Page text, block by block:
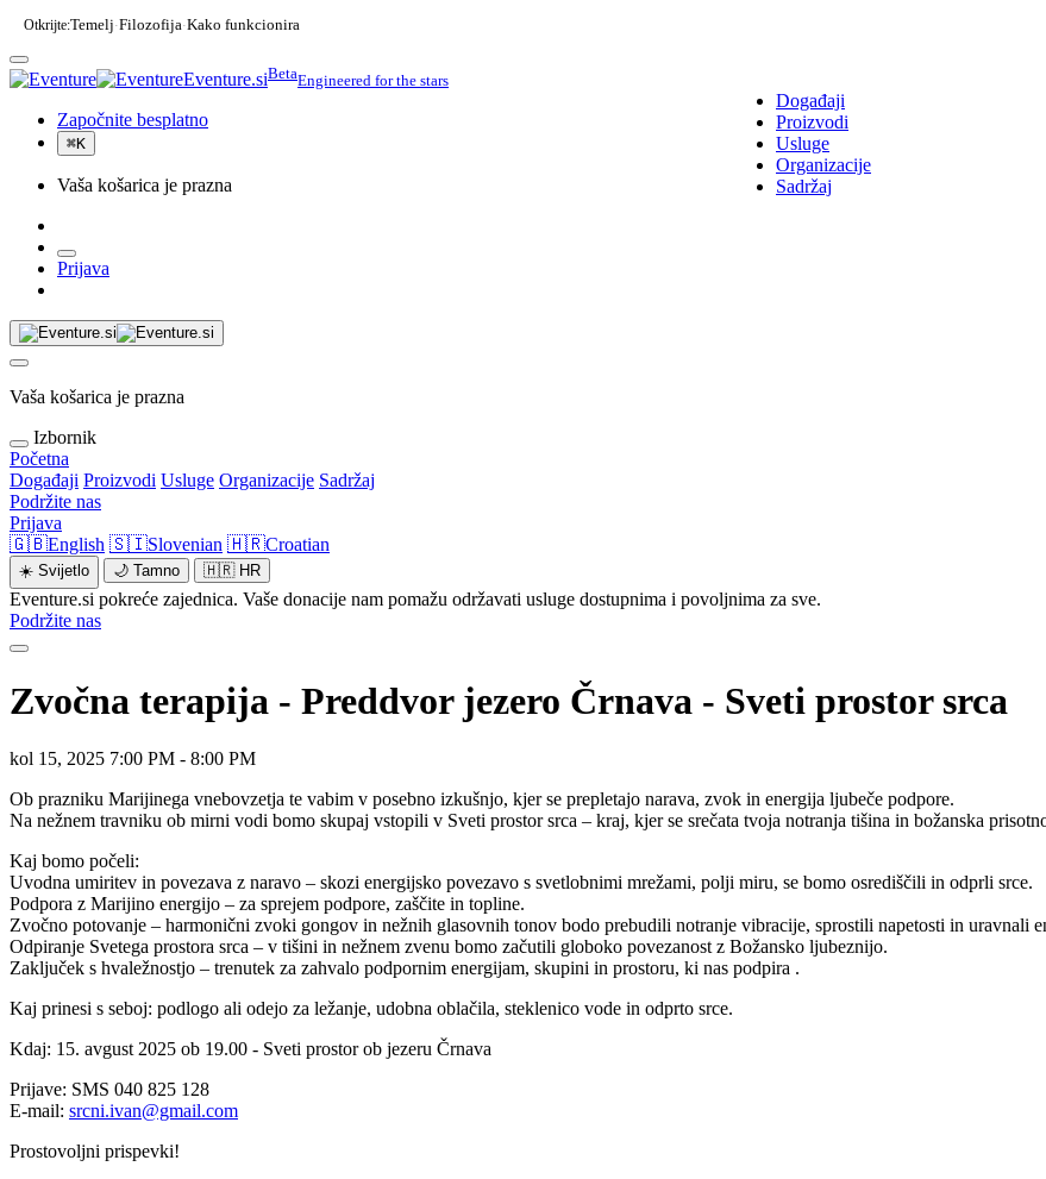
Otkrijte:Temelj·Filozofija·Kako funkcionira
Eventure.siBetaEngineered for the stars
Događaji
Proizvodi
Usluge
Organizacije
Sadržaj
Započnite besplatno
⌘K
Vaša košarica je prazna
Prijava
Vaša košarica je prazna
Izbornik
Početna
Događaji Proizvodi Usluge Organizacije Sadržaj
Podržite nas
Prijava
🇬🇧English 🇸🇮Slovenian 🇭🇷Croatian
☀️ Svijetlo 🌙 Tamno 🇭🇷 HR
Eventure.si pokreće zajednica. Vaše donacije nam pomažu održavati usluge dostupnima i povoljnima za sve.
Podržite nas
Zvočna terapija - Preddvor jezero Črnava - Sveti prostor srca
kol 15, 2025 7:00 PM - 8:00 PM
Ob prazniku Marijinega vnebovzetja te vabim v posebno izkušnjo, kjer se prepletajo narava, zvok in energija ljubeče podpore.
Na nežnem travniku ob mirni vodi bomo skupaj vstopili v Sveti prostor srca – kraj, kjer se srečata tvoja notranja tišina in božanska
Kaj bomo počeli:
Uvodna umiritev in povezava z naravo – skozi energijsko povezavo s svetlobnimi mrežami, polji miru, se bomo osrediščili in odprli srce.
Podpora z Marijino energijo – za sprejem podpore, zaščite in topline.
Zvočno potovanje – harmonični zvoki gongov in nežnih glasovnih tonov bodo prebudili notranje vibracije, sprostili napetosti in uravnali
Odpiranje Svetega prostora srca – v tišini in nežnem zvenu bomo začutili globoko povezanost z Božansko ljubeznijo.
Zaključek s hvaležnostjo – trenutek za zahvalo podpornim energijam, skupini in prostoru, ki nas podpira .
Kaj prinesi s seboj: podlogo ali odejo za ležanje, udobna oblačila, steklenico vode in odprto srce.
Kdaj: 15. avgust 2025 ob 19.00 - Sveti prostor ob jezeru Črnava
Prijave: SMS 040 825 128
E-mail: srcni.ivan@gmail.com
Prostovoljni prispevki!